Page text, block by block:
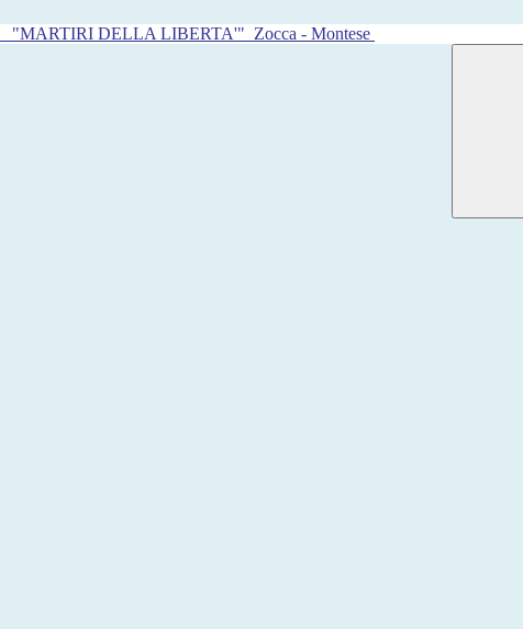
"MARTIRI DELLA LIBERTA'" Zocca - Montese